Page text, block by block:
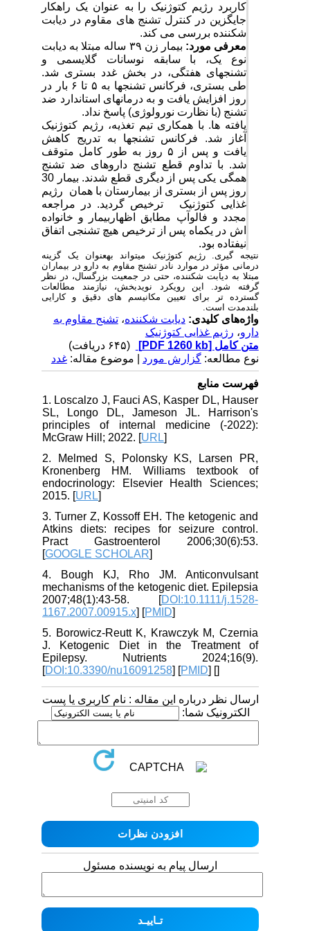
کاربرد رژیم کتوژنیک را به عنوان یک راهکار
جایگزین در کنترل تشنج های مقاوم در دیابت
شکننده بررسی می کند.
معرفی مورد:
بیمار زن ۳۹ ساله مبتلا به دیابت
نوع یک، با سابقه نوسانات گلایسمی و
تشنجهای هفتگی، در بخش غدد بستری شد.
طی بستری، فرکانس تشنجها به ۵ تا ۶ بار در
روز افزایش یافت و به درمانهای استاندارد ضد
تشنج (با نظارت نورولوژی) پاسخ نداد.
یافته ها. با همکاری تیم تغذیه، رژیم کتوژنیک
آغاز شد. فرکانس تشنجها به تدریج کاهش
یافت و پس از ۵ روز به طور کامل متوقف
شد. با تداوم قطع تشنج داروهای ضد تشنج
همگی یکی پس از دیگری قطع شدند. بیمار 30
روز پس از بستری از بیمارستان با همان رژیم
غذایی کتوژنیک ترخیص گردید. در مراجعه
مجدد و فالوآپ مطابق اظهاربیمار و خانواده
اش در یکماه پس از ترخیص هیچ تشنجی اتفاق
نیفتاده بود.
نتیجه گیری .رژیم کتوژنیک میتواند بهعنوان یک گزینه
درمانی مؤثر در موارد نادر تشنج مقاوم به دارو در بیماران
مبتلا به دیابت شکننده، حتی در جمعیت بزرگسال، در نظر
گرفته شود. این رویکرد نویدبخش، نیازمند مطالعات
گسترده تر برای تعیین مکانیسم های دقیق و کارایی
بلندمدت است.
واژه‌های کلیدی:دیابت شکننده،تشنج مقاوم به
دارو ،رژیم غذایی کتوژنیک
متن کامل[PDF 1260 kb]
نوع مطالعه:گزارش مورد | موضوع مقاله:غدد
فهرست منابع
1. Loscalzo J, Fauci AS, Kasper DL, Hauser
SL, Longo DL, Jameson JL. Harrison's
principles of internal medicine (-2022):
McGraw Hill; 2022. [URL
2. Melmed S, Polonsky KS, Larsen PR,
Kronenberg HM. Williams textbook of
endocrinology: Elsevier Health Sciences;
2015. [URL
3. Turner Z, Kossoff EH. The ketogenic and
Atkins diets: recipes for seizure control.
Pract Gastroenterol 2006;30(6):53.
[GOOGLE SCHOLAR
4. Bough KJ, Rho JM. Anticonvulsant
mechanisms of the ketogenic diet. Epilepsia
2007;48(1):43-58. [DOI:10.1111/j.1528-
1167.2007.00915.x] [PMID
5. Borowicz-Reutt K, Krawczyk M, Czernia
J. Ketogenic Diet in the Treatment of
Epilepsy. Nutrients 2024;16(9).
[DOI:10.3390/nu16091258] [PMID] [
ارسال نظر درباره این مقاله : نام کاربری یا پست
الکترونیک شما:
ارسال پیام به نویسنده مسئول